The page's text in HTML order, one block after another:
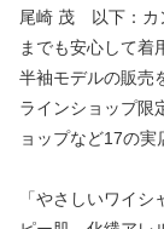
尾崎 茂 以下：カ
までも安心して着
半袖モデルの販売
ラインショップ限
ョップなど17の実
「やさしいワイ